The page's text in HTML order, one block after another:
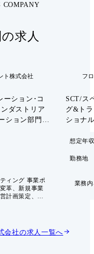
COMPANY
求人
ト株式会社
ーション･コ
ダストリア
ション部門･
ィング 事業ポ
革、新規事業
計画策定、
タル戦略等
業務改革、各
業改革、工場
フ
SCT/ス
グ&ト
ショナ
想定年
勤務地
業務
会社の求人一覧へ